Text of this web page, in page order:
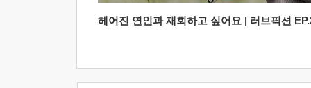
헤어진 연인과 재회하고 싶어요 | 러브픽션